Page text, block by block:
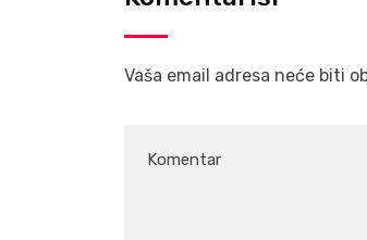
Vaša email adresa neće biti